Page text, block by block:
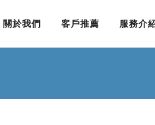
關於我們 客戶推薦 服務介